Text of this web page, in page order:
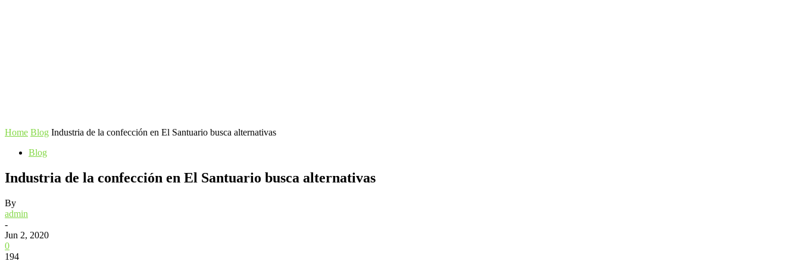
Home Blog Industria de la confección en El Santuario busca alternativas
Blog
Industria de la confección en El Santuario busca alternativas
By
admin
-
Jun 2, 2020
0
194